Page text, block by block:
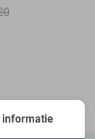
informatie